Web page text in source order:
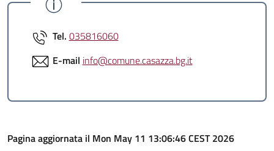
Tel. 035816060
E-mail info@comune.casazza.bg.it
Pagina aggiornata il Mon May 11 13:06:46 CEST 2026